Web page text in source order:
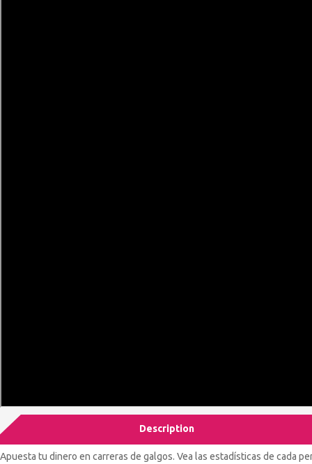
Description
Apuesta tu dinero en carreras de galgos. Vea las estadísticas de cada